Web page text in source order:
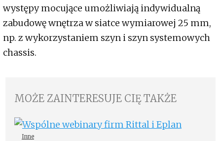
występy mocujące umożliwiają indywidualną
zabudowę wnętrza w siatce wymiarowej 25 mm,
np. z wykorzystaniem szyn i szyn systemowych
chassis.
MOŻE ZAINTERESUJE CIĘ TAKŻE
Inne